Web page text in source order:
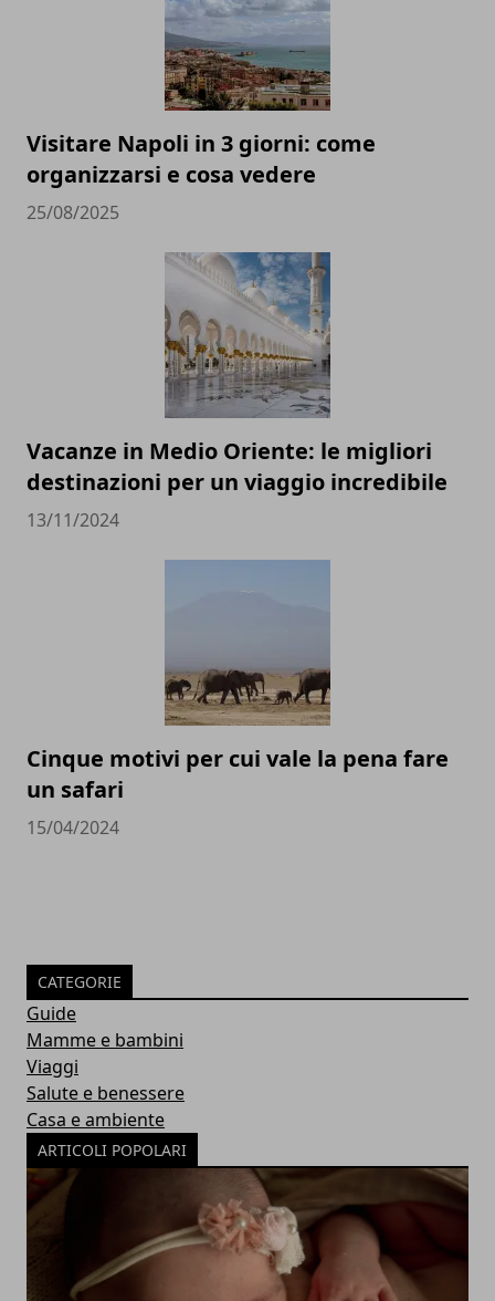
Visitare Napoli in 3 giorni: come
organizzarsi e cosa vedere
25/08/2025
Vacanze in Medio Oriente: le migliori
destinazioni per un viaggio incredibile
13/11/2024
Cinque motivi per cui vale la pena fare
un safari
15/04/2024
CATEGORIE
Guide
Mamme e bambini
Viaggi
Salute e benessere
Casa e ambiente
ARTICOLI POPOLARI